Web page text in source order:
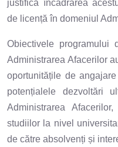
justifică încadrarea
de licență în domeniul
Obiectivele programului
Administrarea Afacerilor
oportunitățile de
potențialele dezvoltări
Administrarea
studiilor la nivel
de către absolvenți și